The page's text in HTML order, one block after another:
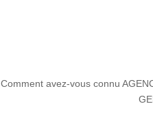
Comment avez-vous connu